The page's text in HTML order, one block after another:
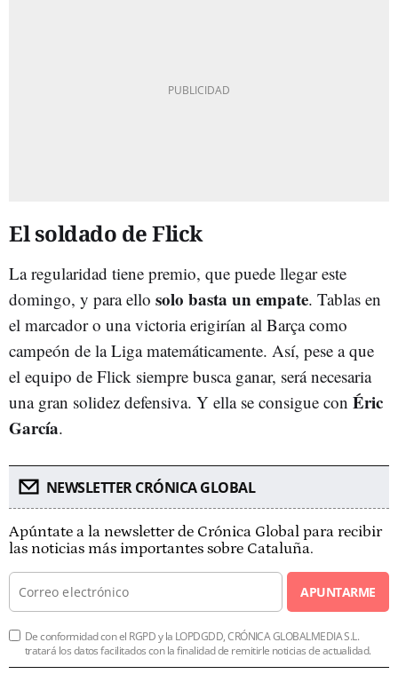
El soldado de Flick
La regularidad tiene premio, que puede llegar este
domingo, y para ello solo basta un empate. Tablas en
el marcador o una victoria erigirían al Barça como
campeón de la Liga matemáticamente. Así, pese a que
el equipo de Flick siempre busca ganar, será necesaria
una gran solidez defensiva. Y ella se consigue con Éric
García.
NEWSLETTER CRÓNICA GLOBAL
Apúntate a la newsletter de Crónica Global para recibir
las noticias más importantes sobre Cataluña.
APUNTARME
De conformidad con el RGPD y la LOPDGDD, CRÓNICA GLOBALMEDIA S.L.
tratará los datos facilitados con la finalidad de remitirle noticias de actualidad.